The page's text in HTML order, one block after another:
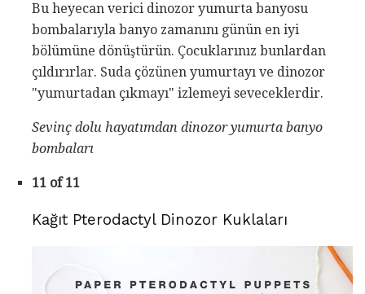
Bu heyecan verici dinozor yumurta banyosu
bombalarıyla banyo zamanını günün en iyi
bölümüne dönüştürün. Çocuklarınız bunlardan
çıldırırlar. Suda çözünen yumurtayı ve dinozor
"yumurtadan çıkmayı" izlemeyi seveceklerdir.
Sevinç dolu hayatımdan dinozor yumurta banyo
bombaları
11 of 11
Kağıt Pterodactyl Dinozor Kuklaları